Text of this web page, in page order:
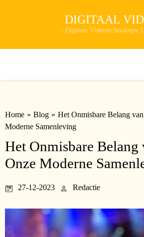
DIGITAAL VID
- Digitale Videotechnologie
Home » Blog » Het Onmisbare Belang
Moderne Samenleving
Het Onmisbare Belang
Onze Moderne
27-12-2023 Redactie